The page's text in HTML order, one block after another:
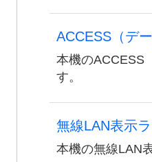
ACCESS（デ
本機のACCESS
す。
無線LAN表示
本機の無線LAN